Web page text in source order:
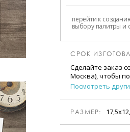
перейти к
выбору палитры
СРОК
Сделайте заказ
Москва), чтобы
Посмотреть
РАЗМЕР: